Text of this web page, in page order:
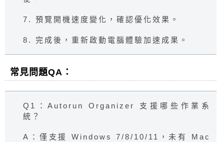
7. 預覽開機速度變化，確認優化效果。
8. 完成後，重新啟動電腦體驗加速成果。
常見問題QA：
Q1：Autorun Organizer 支援哪些作業系
統？
A：僅支援 Windows 7/8/10/11，未有 Mac